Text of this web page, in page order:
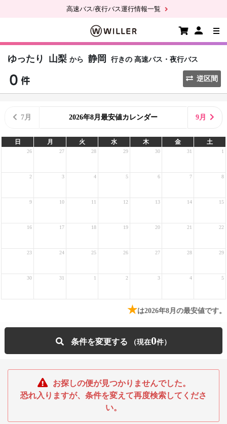
高速バス/夜行バス運行情報一覧
ゆったり 山梨 から 静岡 行きの 高速バス・夜行バス
逆区間
7月 2026年8月最安値カレンダー 9月
日 月 火 水 木 金 土
26 27 28 29 30 31 1
2 3 4 5 6 7 8
9 10 11 12 13 14 15
16 17 18 19 20 21 22
23 24 25 26 27 28 29
30 31 1 2 3 4 5
★は2026年8月の最安値です。
条件を変更する 0
お探しの便が見つかりませんでした。
恐れ入りますが、条件を変えて再度検索してくださ
い。